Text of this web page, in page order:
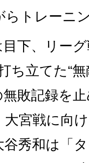
らトレーニ
下、リー
ち立てた“
敗記録を
宮戦に向
秀和は「